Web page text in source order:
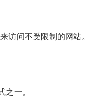
问不受限制的网站。
一。